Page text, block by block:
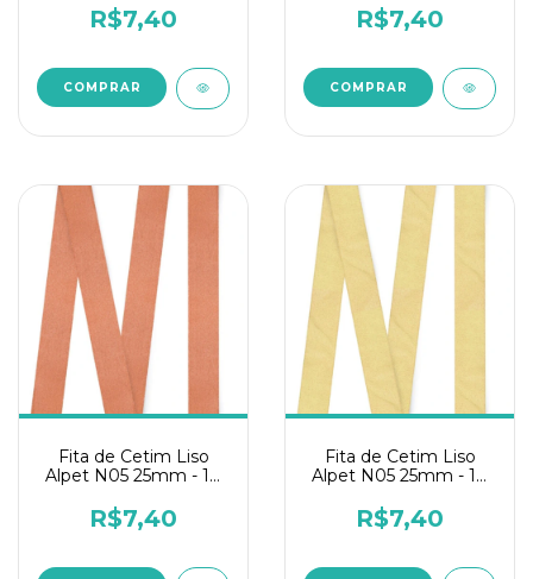
R$7,40 R$7,40
Fita de Cetim Liso
Alpet N05 25mm - 10
R$7,40
Fita de Cetim Liso
Alpet N05 25mm - 10
R$7,40